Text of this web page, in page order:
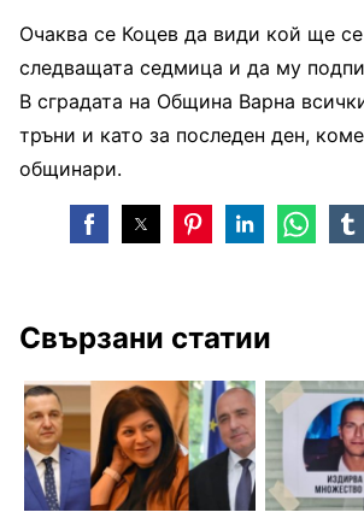
Очаква се Коцев да види кой ще
следващата седмица и да му
В сградата на Община Варна
тръни и като за последен ден,
общинари.
Свързани статии